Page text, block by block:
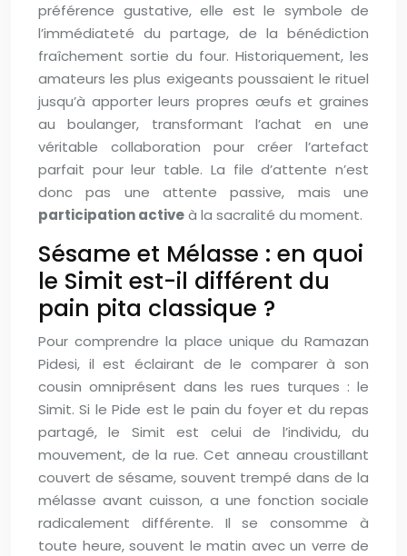
préférence gustative, elle est le symbole de
l’immédiateté du partage, de la bénédiction
fraîchement sortie du four. Historiquement, les
amateurs les plus exigeants poussaient le rituel
jusqu’à apporter leurs propres œufs et graines
au boulanger, transformant l’achat en une
véritable collaboration pour créer l’artefact
parfait pour leur table. La file d’attente n’est
donc pas une attente passive, mais une
participation activeà la sacralité du moment.
Sésame et Mélasse : en quoi
le Simit est-il différent du
pain pita classique ?
Pour comprendre la place unique du Ramazan
Pidesi, il est éclairant de le comparer à son
cousin omniprésent dans les rues turques : le
Simit. Si le Pide est le pain du foyer et du repas
partagé, le Simit est celui de l’individu, du
mouvement, de la rue. Cet anneau croustillant
couvert de sésame, souvent trempé dans de la
mélasse avant cuisson, a une fonction sociale
radicalement différente. Il se consomme à
toute heure, souvent le matin avec un verre de